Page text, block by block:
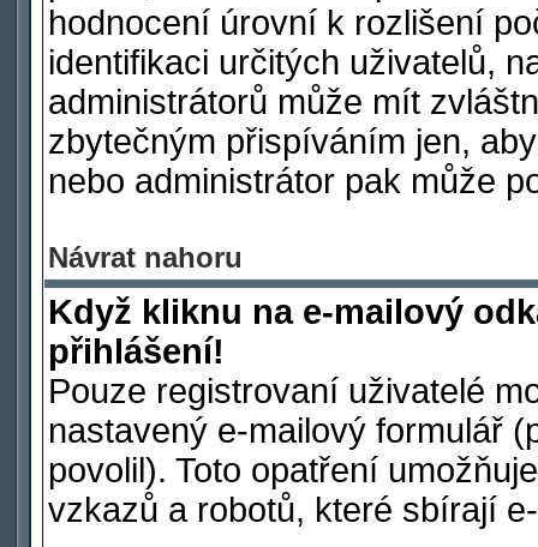
hodnocení úrovní k rozlišení
identifikaci určitých uživatelů,
administrátorů může mít
zbytečným přispíváním jen,
nebo administrátor pak může
Návrat nahoru
Když kliknu na e-mailový
přihlášení!
Pouze registrovaní uživatelé
nastavený e-mailový formulář
povolil). Toto opatření
vzkazů a robotů, které sbírají